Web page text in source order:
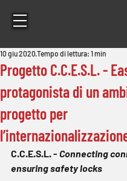
Progetto C.C.E.S.L. -
protagonista di un
progetto per
10 giu 2020 Tempo di lettura: 1 min
C.C.E.S.L. - Connecting
ensuring safety locks